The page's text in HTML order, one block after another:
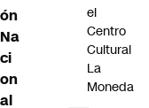
ón
Na
ci
on
al
el
Centro
Cultural
La
Moneda